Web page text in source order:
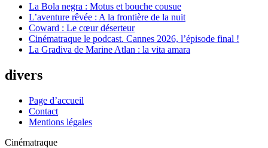
La Bola negra : Motus et bouche cousue
L’aventure rêvée : A la frontière de la nuit
Coward : Le cœur déserteur
Cinématraque le podcast. Cannes 2026, l’épisode final !
La Gradiva de Marine Atlan : la vita amara
divers
Page d’accueil
Contact
Mentions légales
Cinématraque